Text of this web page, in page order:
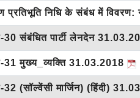
प्रतिभूति निधि के संबंध में
30 संबंधित पार्टी लेनदेन
31 मुख्य_व्यक्ति 31.03.2018
32 (सॉल्वेंसी मार्जिन) (हिंदी)